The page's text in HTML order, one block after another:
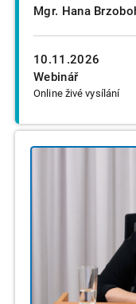
10.11.2026
Webinář
Online živé vysílání
Mgr. Hana